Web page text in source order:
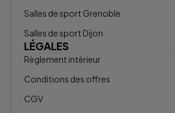
Salles de sport Grenoble
Salles de sport Dijon
LÉGALES
Règlement intérieur
Conditions des offres
CGV